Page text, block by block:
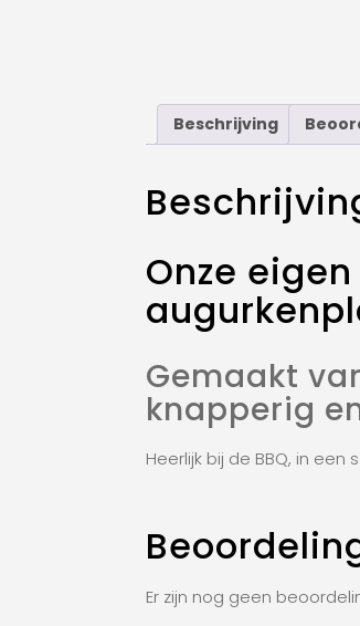
Beschrijving
Onze
Gemaakt
knapperig
Heerlijk bij de BBQ, in
Er zijn nog geen